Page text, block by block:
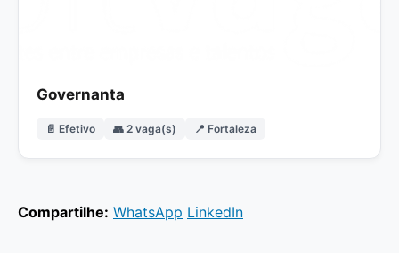
Governanta
📄 Efetivo 👥 2 vaga(s) 📍 Fortaleza
Compartilhe: WhatsApp LinkedIn